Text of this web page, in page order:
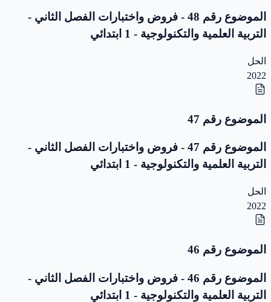
الموضوع رقم 48 - فروض واختبارات الفصل الثاني -
التربية العلمية والتكنولوجية - 1 ابتدائي
الحل
2022
الموضوع رقم 47
الموضوع رقم 47 - فروض واختبارات الفصل الثاني -
التربية العلمية والتكنولوجية - 1 ابتدائي
الحل
2022
الموضوع رقم 46
الموضوع رقم 46 - فروض واختبارات الفصل الثاني -
التربية العلمية والتكنولوجية - 1 ابتدائي